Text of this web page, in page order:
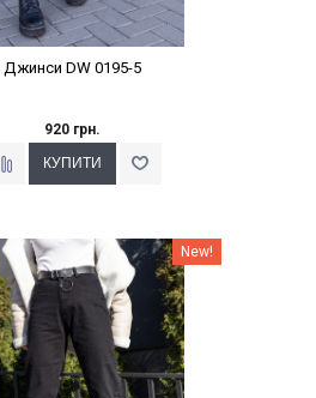
Джинси DW 0195-5
920 грн.
Наклейки Варіант з % New!